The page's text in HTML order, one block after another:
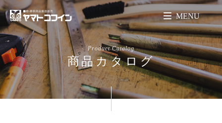
MENU
Product Catalog
商品カタログ